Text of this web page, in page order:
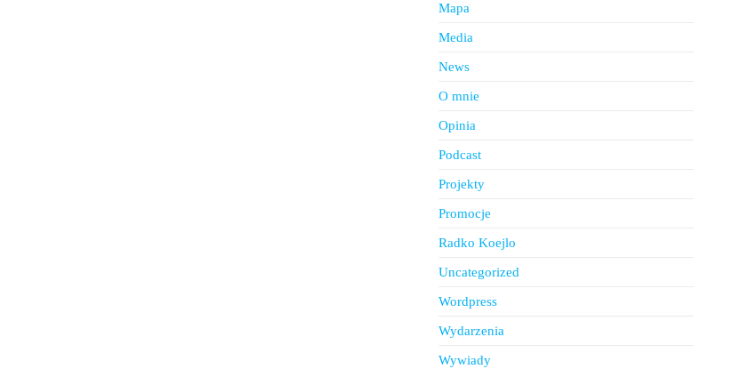
Mapa
Media
News
O mnie
Opinia
Podcast
Projekty
Promocje
Radko Koejlo
Uncategorized
Wordpress
Wydarzenia
Wywiady